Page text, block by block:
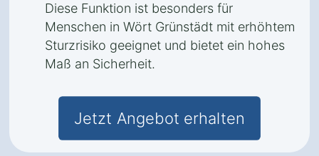
Diese Funktion ist besonders für
Menschen in Wört Grünstädt mit erhöhtem
Sturzrisiko geeignet und bietet ein hohes
Maß an Sicherheit.
Jetzt Angebot erhalten